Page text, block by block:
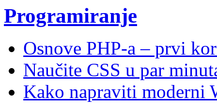
Programiranje
Osnove PHP-a – prvi
Naučite CSS u par
Kako napraviti moderni